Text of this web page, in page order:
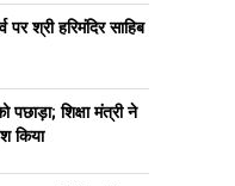
श्री हरिमंदिर साहिब
शिक्षा मंत्री ने
किया